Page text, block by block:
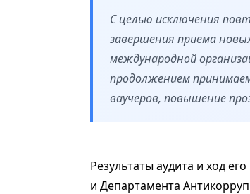
С целью исключения
завершения приема
международной
продолжением
ваучеров, повышение
Результаты аудита и ход
и Департамента